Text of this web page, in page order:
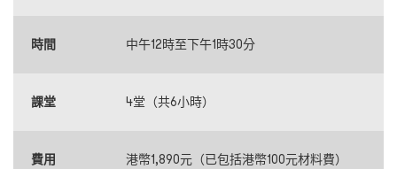
時間 中午12時至下午1時30分
課堂 4堂（共6小時）
費用 港幣1,890元（已包括港幣100元材料費）